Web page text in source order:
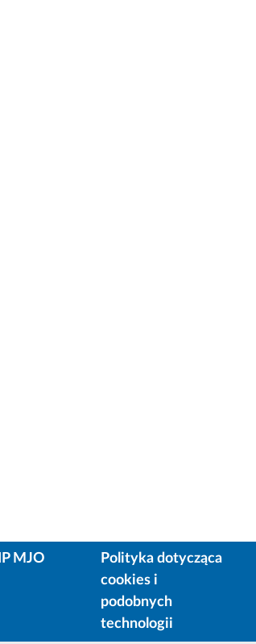
MJO
Polityka dotycząca
cookies i
podobnych
technologii